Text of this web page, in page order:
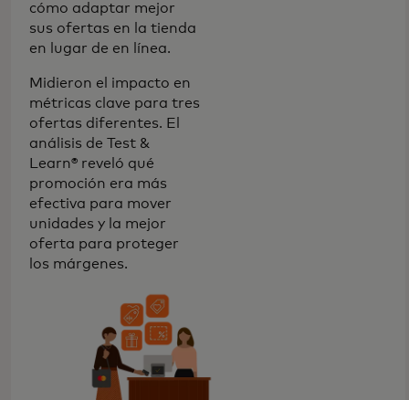
cómo adaptar mejor
sus ofertas en la tienda
en lugar de en línea.
Midieron el impacto en
métricas clave para tres
ofertas diferentes. El
análisis de Test &
Learn® reveló qué
promoción era más
efectiva para mover
unidades y la mejor
oferta para proteger
los márgenes.